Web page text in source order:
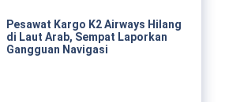
Pesawat Kargo K2 Airways Hilang
di Laut Arab, Sempat Laporkan
Gangguan Navigasi